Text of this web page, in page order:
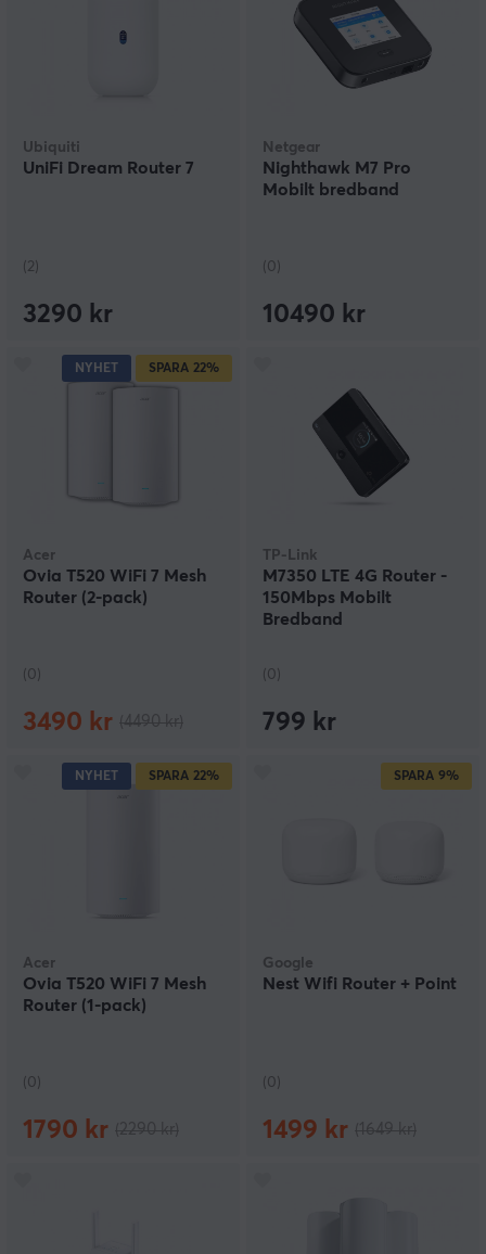
Ubiquiti
UniFi Dream Router 7
(2)
3290 kr
Netgear
Nighthawk M7 Pro
Mobilt bredband
(0)
10490 kr
NYHET SPARA 22%
Acer
Ovia T520 WiFi 7 Mesh
Router (2-pack)
(0)
3490 kr
TP-Link
M7350 LTE 4G Router -
150Mbps Mobilt
Bredband
(0)
799 kr
NYHET SPARA 22%
Acer
Ovia T520 WiFi 7 Mesh
Router (1-pack)
(0)
1790 kr
SPARA 9%
Google
Nest Wifi Router + Point
(0)
1499 kr